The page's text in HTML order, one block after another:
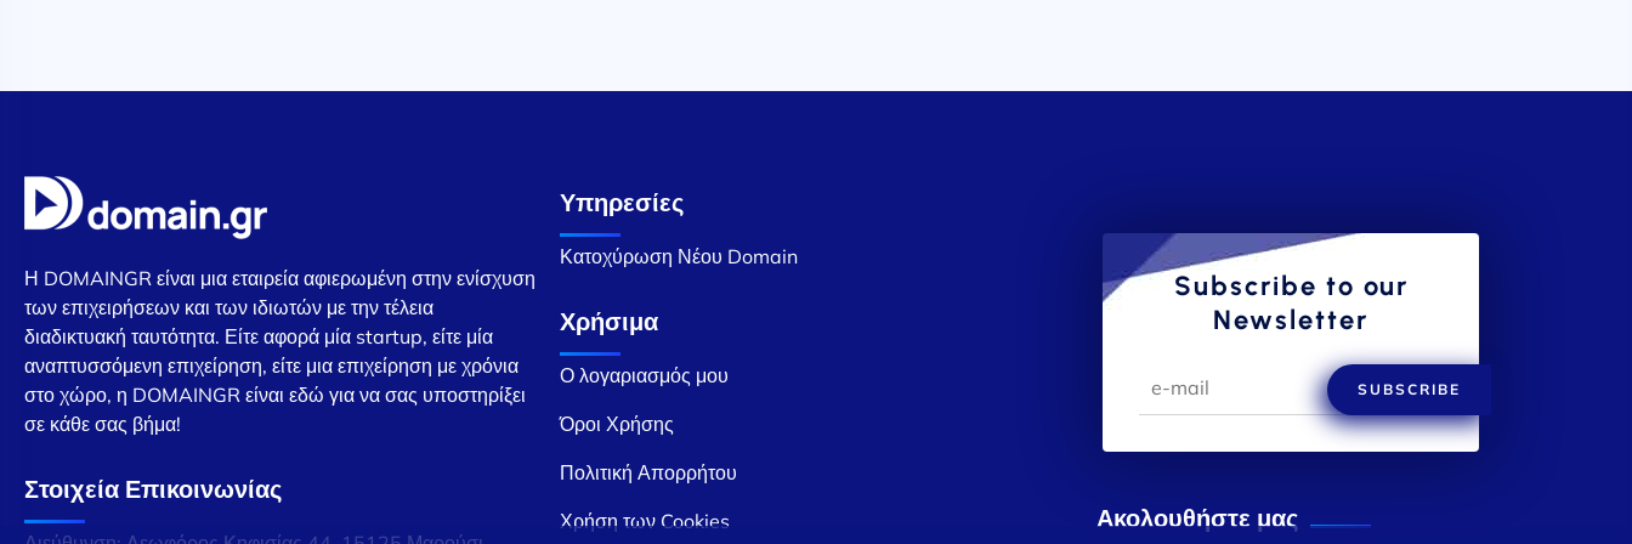
Η DOMAINGR είναι μια εταιρεία αφιερωμένη στην ενίσχυση
των επιχειρήσεων και των ιδιωτών με την τέλεια
διαδικτυακή ταυτότητα. Είτε αφορά μία startup, είτε μία
αναπτυσσόμενη επιχείρηση, είτε μια επιχείρηση με χρόνια
στο χώρο, η DOMAINGR είναι εδώ για να σας υποστηρίξει
σε κάθε σας βήμα!
Στοιχεία Επικοινωνίας
Υπηρεσίες
Κατοχύρωση Νέου Domain
Χρήσιμα
Ο λογαριασμός μου
Όροι Χρήσης
Πολιτική Απορρήτου
Χρήση των Cookies
Subscribe to our
Newsletter
SUBSCRIBE
Ακολουθήστε μας